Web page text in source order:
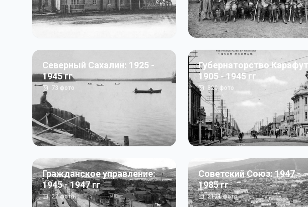
Северный Сахалин: 1925 -
1945 гг
73 фото
Губернаторство
1905 - 1945 гг
820фото
Гражданское управление:
1945 - 1947 гг
22фото
Советский Союз: 1947 -
1985 гг
2121фото